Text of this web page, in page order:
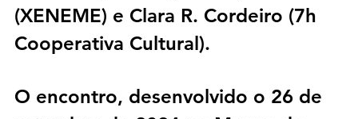
(XENEME) e Clara R. Cordeiro (7h
Cooperativa Cultural).
O encontro, desenvolvido o 26 de